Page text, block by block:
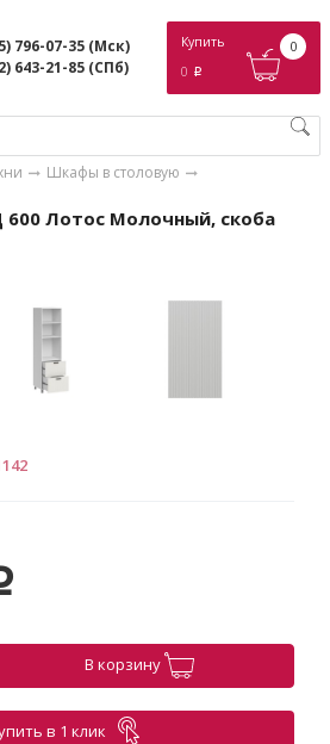
796-07-35 (Мск)
643-21-85 (СПб)
Купить
0 p
0
Шкафы в столовую
Лотос Молочный, скоба
В корзину
в 1 клик